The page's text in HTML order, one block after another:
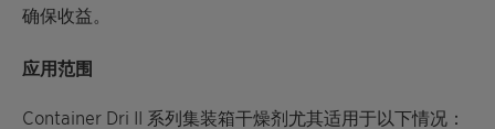
确保收益。
应用范围
Container Dri II 系列集装箱干燥剂尤其适用于以下情况：